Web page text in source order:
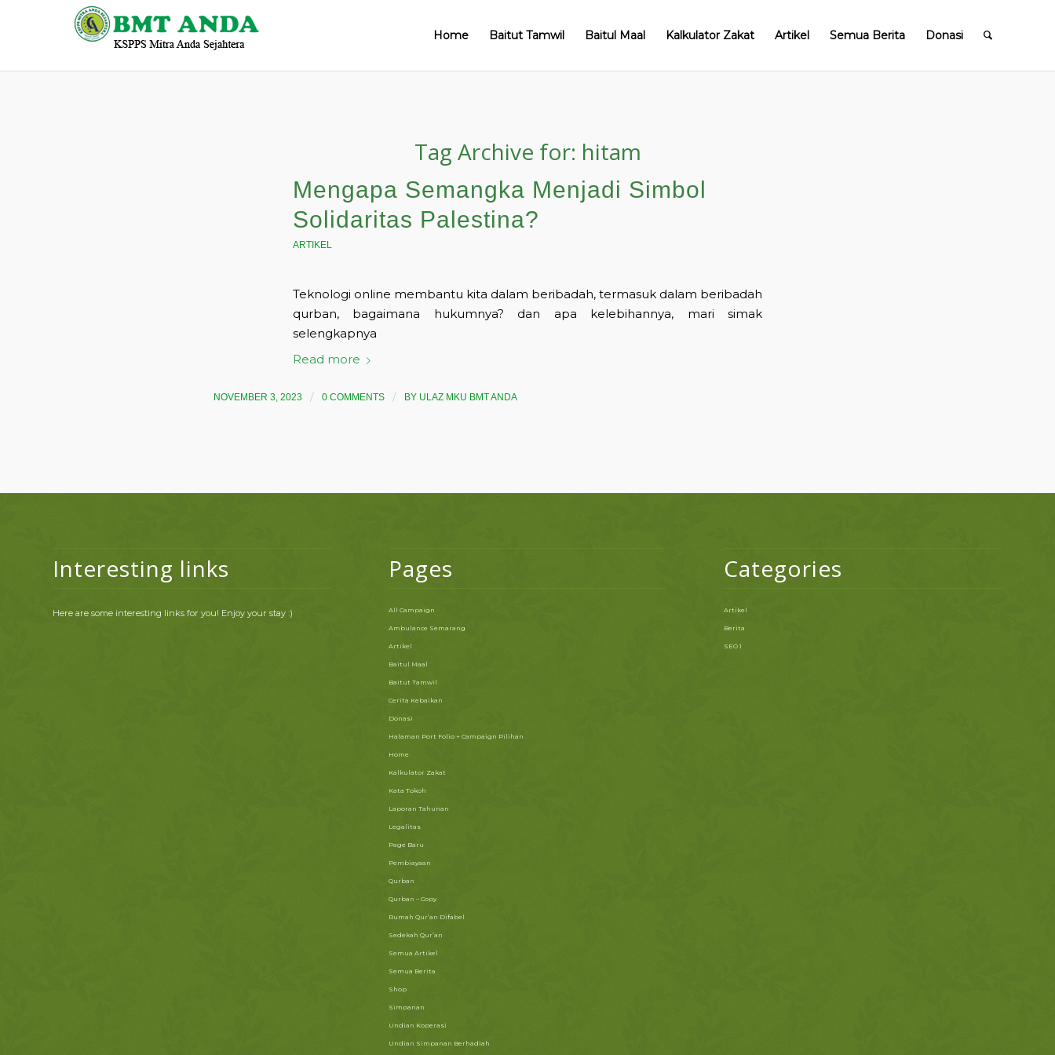
Home Baitut Tamwil Baitul Maal Kalkulator Zakat Artikel Semua Berita Donasi
Tag Archive for: hitam
Mengapa Semangka Menjadi Simbol
Solidaritas Palestina?
ARTIKEL
Teknologi online membantu kita dalam beribadah, termasuk dalam beribadah
qurban, bagaimana hukumnya? dan apa kelebihannya, mari simak
selengkapnya
Read more
NOVEMBER 3, 2023 / 0 COMMENTS / BY ULAZ MKU BMT ANDA
Interesting links
Here are some interesting links for you! Enjoy your stay :)
Pages
All Campaign
Ambulance Semarang
Artikel
Baitul Maal
Baitut Tamwil
Cerita Kebaikan
Donasi
Halaman Port Folio + Campaign Pilihan
Home
Kalkulator Zakat
Kata Tokoh
Laporan Tahunan
Legalitas
Page Baru
Pembiayaan
Qurban
Qurban – Copy
Rumah Qur’an Difabel
Sedekah Qur’an
Semua Artikel
Semua Berita
Shop
Simpanan
Undian Koperasi
Undian Simpanan Berhadiah
Categories
Artikel
Berita
SEO 1